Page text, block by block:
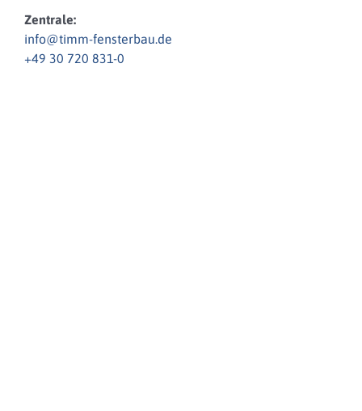
Zentrale:
info@timm-fensterbau.de
+49 30 720 831-0